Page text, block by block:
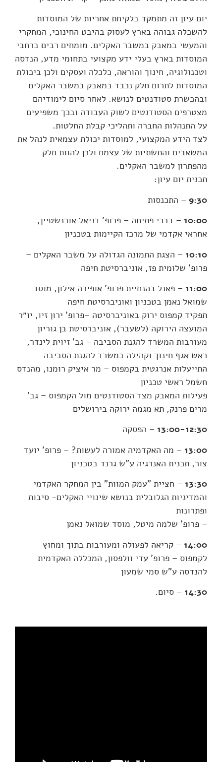
יום עיון זה מתמקד בלקיחת אחריות של המוסדות
להשכלה גבוהה בארץ לעסוק בהיבט החינוכי, המחקרי
והמעשי במאבק במשבר האקלים. מומחים רבים ברחבי
המוסדות בארץ בעלי ידע מקצועי בתחומי מדע, הנדסה
וטכנולוגיה, חינוך והוראה, כלכלה ועסקים ולכן ביכולת
המוסדות לתרום חלק נכבד במאבק במשבר האקלים
ובהכשרת סטודנטים לנושא. לאחר סיום לימודיהם
מצטרפים הסטודנטים לשוק העבודה ובכך משפיעים
על התנהלות החברה ותהליכי קבלת החלטות.
לצד הידע המקצועי, למוסדות יכולת עצמאית לנהל את
המשאבים והתשתיות של עצמם ולכן להוות חלק
מהפתרון למשבר האקלים.
תכנית יום עיון:
9:30 – התכנסות
10:00 – דברי פתיחה – פרופ' דניאל אורנשטיין,
אחראי אקדמי של מרכז הקיימות בטכניון
10:10 – הצגת התמונה הגדולה על משבר האקלים –
פרופ' שלומית פז, אוניברסיטת חיפה
11:00 – פאנל בהנחיית פרופ' אופירה אילון, מוסד
שמואל נאמן בטכניון ואוניברסיטת חיפה
תפקיד קמפוס ירוק באוניברסיטה –פרופ' ירון זיו, יו״ר
המועצה הירוקה (לשעבר), אוניברסיטת בן גוריון
מעורבות המשרד להגנת הסביבה – גב' זיוית לינדר,
ראש אגף חינוך וקהילה במשרד להגנת הסביבה
התייעלות אנרגטית בקמפוס – מר איציק רומנו, מהנדס
חשמל ראשי טכניון
פעילות המאבק מצד הסטודנטים מול הקמפוס – גב'
מרים פרנק, תא מגמה ירוקה בירושלים
13:00-12:30 – הפסקה
13:00 – מה האקדמיה אמורה לעשות? – פרופ' יועד
צור, תכנית האנרגיה ע"ש גרנד בטכניון
13:30 – חציית "עמק המוות" בין המחקר האקדמי
והמדיניות הגלובלית בנושא שינויי האקלים- סיבות
ופתרונות
– פרופ' שלמה מיטל, מוסד שמואל נאמן
14:00 – קריאה לפעולה ומעורבות בתוך ומחוץ
לקמפוס – פרופ' עדי וולפסון, המכללה האקדמית
להנדסה ע"ש סמי שמעון
14:30 – סיום.